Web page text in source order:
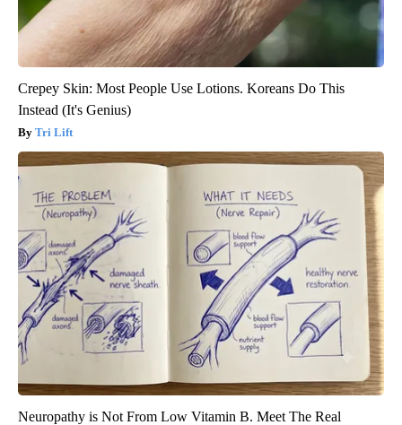
Crepey Skin: Most People Use Lotions. Koreans Do This
Instead (It's Genius)
Tri Lift
Neuropathy is Not From Low Vitamin B. Meet The Real